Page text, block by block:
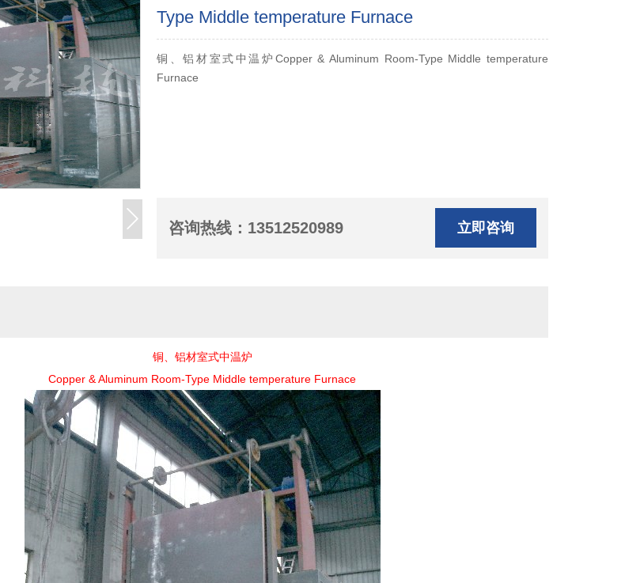
Type Middle temperature Furnace
铜、铝材室式中温炉Copper & Aluminum Room-Type Middle temperature
Furnace
咨询热线： 13512520989 立即咨询
铜、铝材室式中温炉
Copper & Aluminum Room-Type Middle temperature Furnace